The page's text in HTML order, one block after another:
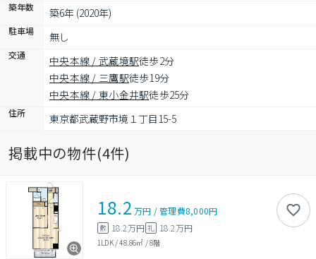
築年数 築6年 (2020年)
駐車場 無し
交通 中央本線 / 武蔵境駅徒歩2分
中央本線 / 三鷹駅徒歩19分
中央本線 / 東小金井駅徒歩25分
住所 東京都武蔵野市境１丁目15-5
掲載中の物件(4件)
18.2 万円 /管理費8,000円
敷 18.2万円 礼 18.2万円
1LDK/48.86㎡ /8階